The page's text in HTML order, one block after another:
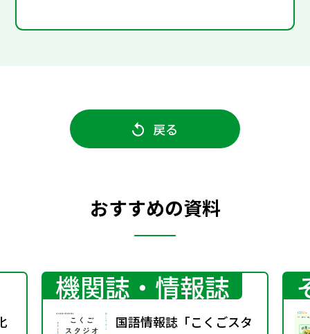
戻る
おすすめの資料
機関誌・情報誌
国語情報誌「こくごスタ